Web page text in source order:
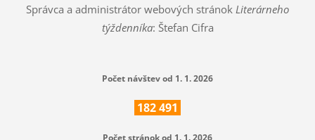
Správca a administrátor webových stránok Literárneho
týždenníka: Štefan Cifra
Počet návštev od 1. 1. 2026
182491
Počet stránok od 1. 1. 2026